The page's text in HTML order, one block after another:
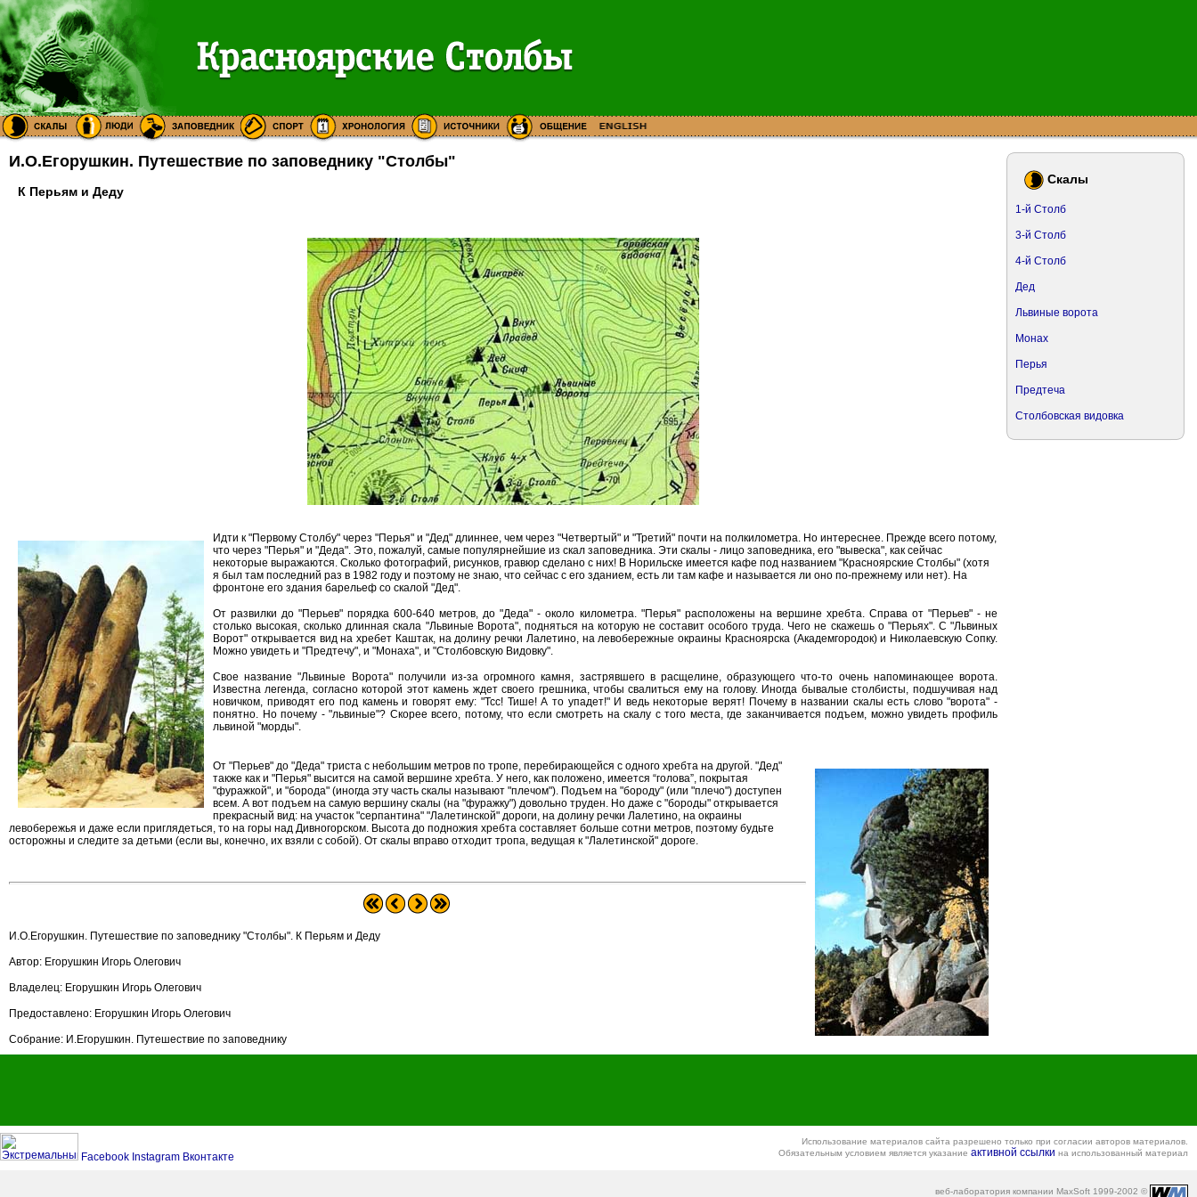
И.О.Егорушкин. Путешествие по заповеднику "Столбы"
К Перьям и Деду
Идти к "Первому Столбу" через "Перья" и "Дед" длиннее, чем через "Четвертый" и "Третий" почти на полкилометра. Но интереснее. Прежде всего потому,
что через "Перья" и "Деда". Это, пожалуй, самые популярнейшие из скал заповедника. Эти скалы - лицо заповедника, его "вывеска", как сейчас
некоторые выражаются. Сколько фотографий, рисунков, гравюр сделано с них! В Норильске имеется кафе под названием "Красноярские Столбы" (хотя
я был там последний раз в 1982 году и поэтому не знаю, что сейчас с его зданием, есть ли там кафе и называется ли оно по-прежнему или нет). На
фронтоне его здания барельеф со скалой "Дед".
От развилки до "Перьев" порядка 600-640 метров, до "Деда" - около километра. "Перья" расположены на вершине хребта. Справа от "Перьев" - не
столько высокая, сколько длинная скала "Львиные Ворота", подняться на которую не составит особого труда. Чего не скажешь о "Перьях". С "Львиных
Ворот" открывается вид на хребет Каштак, на долину речки Лалетино, на левобережные окраины Красноярска (Академгородок) и Николаевскую Сопку.
Можно увидеть и "Предтечу", и "Монаха", и "Столбовскую Видовку".
Свое название "Львиные Ворота" получили из-за огромного камня, застрявшего в расщелине, образующего что-то очень напоминающее ворота.
Известна легенда, согласно которой этот камень ждет своего грешника, чтобы свалиться ему на голову. Иногда бывалые столбисты, подшучивая над
новичком, приводят его под камень и говорят ему: "Тсс! Тише! А то упадет!" И ведь некоторые верят! Почему в названии скалы есть слово "ворота" -
понятно. Но почему - "львиные"? Скорее всего, потому, что если смотреть на скалу с того места, где заканчивается подъем, можно увидеть профиль
львиной "морды".
От "Перьев" до "Деда" триста с небольшим метров по тропе, перебирающейся с одного хребта на другой. "Дед"
также как и "Перья" высится на самой вершине хребта. У него, как положено, имеется “голова”, покрытая
"фуражкой", и "борода" (иногда эту часть скалы называют "плечом"). Подъем на "бороду" (или "плечо") доступен
всем. А вот подъем на самую вершину скалы (на "фуражку") довольно труден. Но даже с "бороды" открывается
прекрасный вид: на участок "серпантина" "Лалетинской" дороги, на долину речки Лалетино, на окраины
левобережья и даже если приглядеться, то на горы над Дивногорском. Высота до подножия хребта составляет больше сотни метров, поэтому будьте
осторожны и следите за детьми (если вы, конечно, их взяли с собой). От скалы вправо отходит тропа, ведущая к "Лалетинской" дороге.
И.О.Егорушкин. Путешествие по заповеднику "Столбы". К Перьям и Деду
Автор: Егорушкин Игорь Олегович
Владелец: Егорушкин Игорь Олегович
Предоставлено: Егорушкин Игорь Олегович
Собрание: И.Егорушкин. Путешествие по заповеднику
Скалы
1-й Столб
3-й Столб
4-й Столб
Дед
Львиные ворота
Монах
Перья
Предтеча
Столбовская видовка
Facebook Instagram Вконтакте
Использование материалов сайта разрешено только при согласии авторов материалов.
Обязательным условием является указание активной ссылки на использованный материал
веб-лаборатория компании MaxSoft 1999-2002 ©